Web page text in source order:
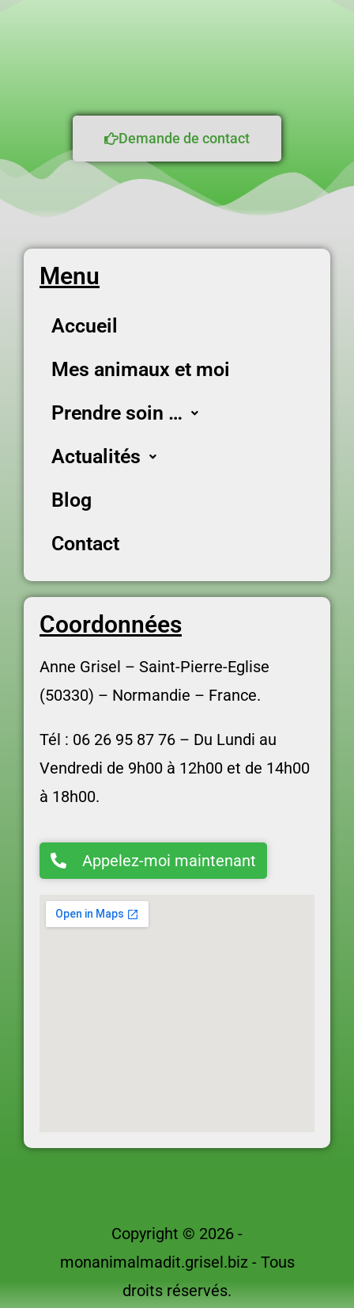
Demande de contact
Menu
Accueil
Mes animaux et moi
Prendre soin …
Actualités
Blog
Contact
Coordonnées
Anne Grisel – Saint-Pierre-Eglise
(50330) – Normandie – France.
Tél : 06 26 95 87 76 – Du Lundi au
Vendredi de 9h00 à 12h00 et de 14h00
à 18h00.
Appelez-moi maintenant
Copyright © 2026 -
monanimalmadit.grisel.biz - Tous
droits réservés.